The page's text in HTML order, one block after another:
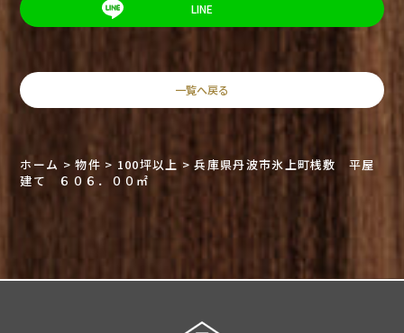
LINE
一覧へ戻る
ホーム >物件 > 100坪以上 >兵庫県丹波市氷上町桟敷 平屋
建て ６０６．００㎡